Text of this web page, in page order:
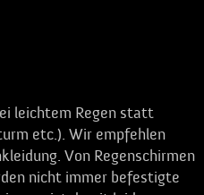
leichtem Regen statt
etc.). Wir empfehlen
Von Regenschirmen
nicht immer befestigte